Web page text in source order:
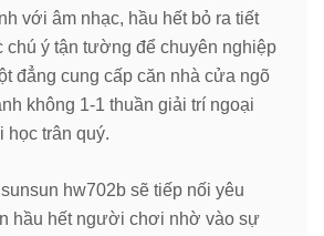
với âm nhạc, hầu hết bỏ ra tiết
chú ý tận tường để chuyên nghiệp
đẳng cung cấp căn nhà cửa ngõ
không 1-1 thuần giải trí ngoại
học trân quý.
hw702b sẽ tiếp nối yêu
hầu hết người chơi nhờ vào sự